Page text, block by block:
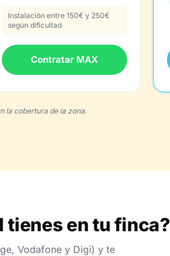
Instalación entre 150€ y 250€
según dificultad
Contratar MAX
la cobertura de la zona.
tienes en tu finca?
Vodafone y Digi) y te